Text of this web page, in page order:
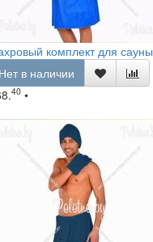
комплект для сауны
в наличии
40 •